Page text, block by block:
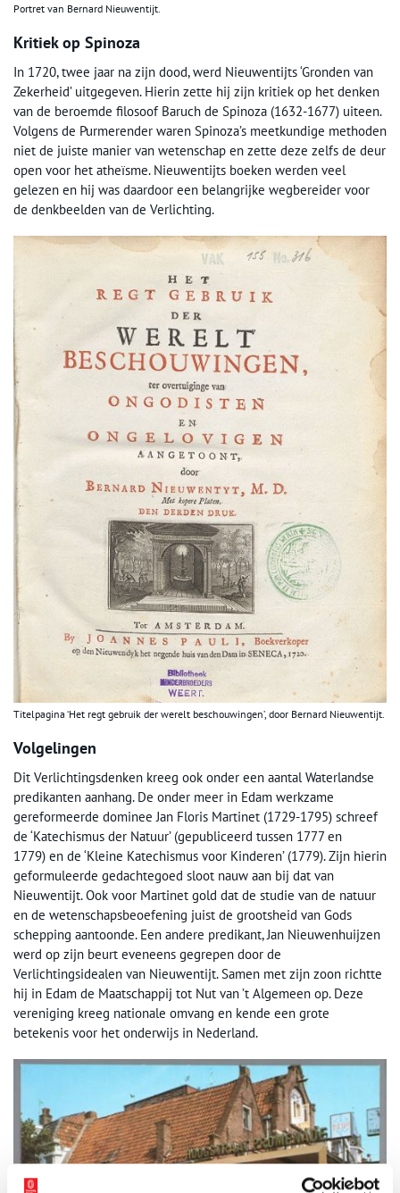
Portret van Bernard Nieuwentijt.
Kritiek op Spinoza
In 1720, twee jaar na zijn dood, werd Nieuwentijts ‘Gronden van
Zekerheid’ uitgegeven. Hierin zette hij zijn kritiek op het denken
van de beroemde filosoof Baruch de Spinoza (1632-1677) uiteen.
Volgens de Purmerender waren Spinoza’s meetkundige methoden
niet de juiste manier van wetenschap en zette deze zelfs de deur
open voor het atheïsme. Nieuwentijts boeken werden veel
gelezen en hij was daardoor een belangrijke wegbereider voor
de denkbeelden van de Verlichting.
Titelpagina ‘Het regt gebruik der werelt beschouwingen’, door Bernard Nieuwentijt.
Volgelingen
Dit Verlichtingsdenken kreeg ook onder een aantal Waterlandse
predikanten aanhang. De onder meer in Edam werkzame
gereformeerde dominee Jan Floris Martinet (1729-1795) schreef
de ‘Katechismus der Natuur’ (gepubliceerd tussen 1777 en
1779) en de ‘Kleine Katechismus voor Kinderen’ (1779). Zijn hierin
geformuleerde gedachtegoed sloot nauw aan bij dat van
Nieuwentijt. Ook voor Martinet gold dat de studie van de natuur
en de wetenschapsbeoefening juist de grootsheid van Gods
schepping aantoonde. Een andere predikant, Jan Nieuwenhuijzen
werd op zijn beurt eveneens gegrepen door de
Verlichtingsidealen van Nieuwentijt. Samen met zijn zoon richtte
hij in Edam de Maatschappij tot Nut van ’t Algemeen op. Deze
vereniging kreeg nationale omvang en kende een grote
betekenis voor het onderwijs in Nederland.